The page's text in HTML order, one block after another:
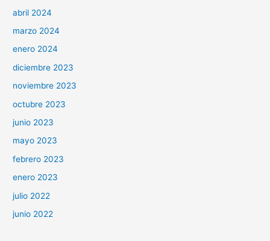
abril 2024
marzo 2024
enero 2024
diciembre 2023
noviembre 2023
octubre 2023
junio 2023
mayo 2023
febrero 2023
enero 2023
julio 2022
junio 2022